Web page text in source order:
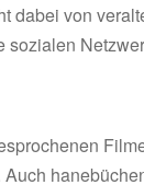
dabei von